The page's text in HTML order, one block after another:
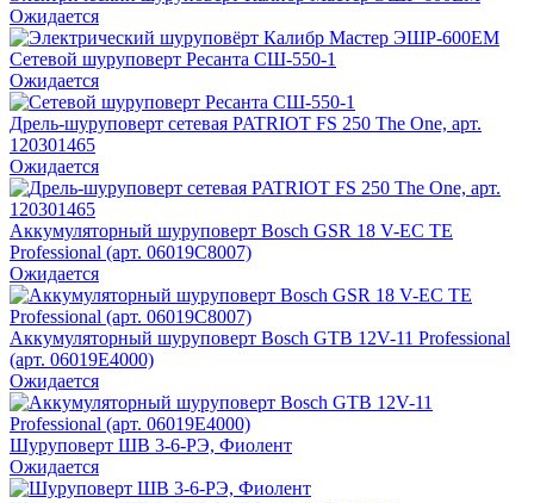
Ожидается
Сетевой шуруповерт Ресанта СШ-550-1
Ожидается
Дрель-шуруповерт сетевая PATRIOT FS 250 The One, арт.
120301465
Ожидается
Аккумуляторный шуруповерт Bosch GSR 18 V-EC TE
Professional (арт. 06019C8007)
Ожидается
Аккумуляторный шуруповерт Bosch GTB 12V-11 Professional
(арт. 06019E4000)
Ожидается
Шуруповерт ШВ 3-6-РЭ, Фиолент
Ожидается